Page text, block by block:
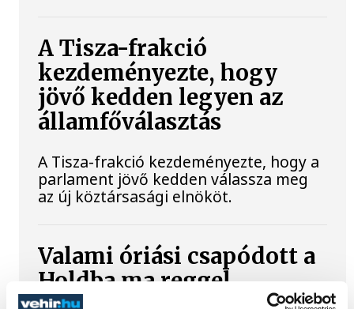
A Tisza-frakció
kezdeményezte, hogy
jövő kedden legyen az
államfőválasztás
A Tisza-frakció kezdeményezte, hogy a
parlament jövő kedden válassza meg
az új köztársasági elnököt.
Valami óriási csapódott a
Holdba ma reggel